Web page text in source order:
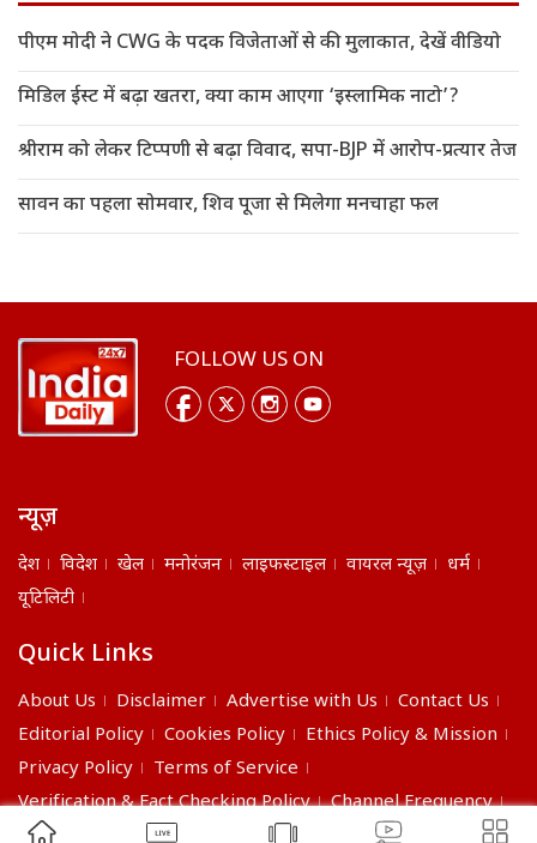
पीएम मोदी ने CWG के पदक विजेताओं से की मुलाकात, देखें वीडियो
मिडिल ईस्ट में बढ़ा खतरा, क्या काम आएगा ‘इस्लामिक नाटो’?
श्रीराम को लेकर टिप्पणी से बढ़ा विवाद, सपा-BJP में आरोप-प्रत्यार तेज
सावन का पहला सोमवार, शिव पूजा से मिलेगा मनचाहा फल
FOLLOW US ON
न्यूज़
देश विदेश खेल मनोरंजन लाइफस्टाइल वायरल न्यूज़
धर्म
यूटिलिटी
Quick Links
About Us Disclaimer Advertise with Us
Contact Us
Editorial Policy
Cookies Policy
Ethics Policy & Mission
Privacy Policy
Terms of Service
Verification & Fact Checking Policy
Channel Frequency